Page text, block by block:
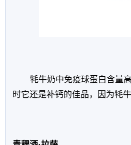
牦牛奶中免疫球蛋白含量
时它还是补钙的佳品，因为牦